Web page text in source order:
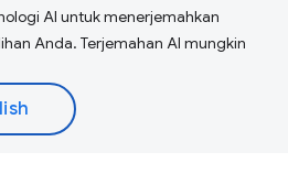
AI untuk menerjemahkan
Anda. Terjemahan AI mungkin